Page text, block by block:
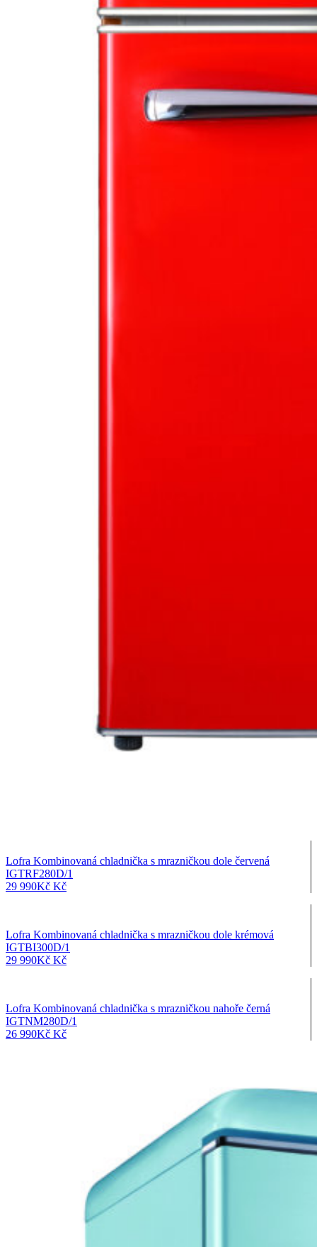
Lofra Kombinovaná chladnička s mrazničkou dole červená
IGTRF280D/1
29 990Kč Kč
Lofra Kombinovaná chladnička s mrazničkou dole krémová
IGTBI300D/1
29 990Kč Kč
Lofra Kombinovaná chladnička s mrazničkou nahoře černá
IGTNM280D/1
26 990Kč Kč